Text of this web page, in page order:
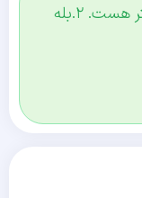
سلام متشکرم. کد بهتر هست. ۲.بله